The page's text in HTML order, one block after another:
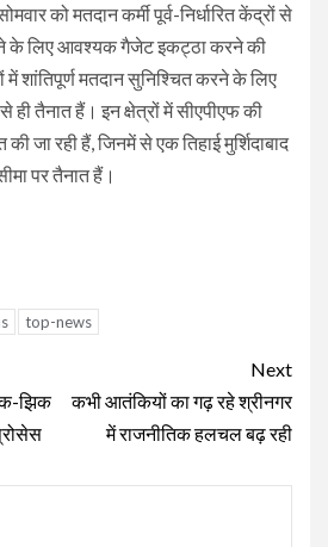
को मतदान कर्मी पूर्व-निर्धारित केंद्रों से
के लिए आवश्यक गैजेट इकट्ठा करने की
में शांतिपूर्ण मतदान सुनिश्चित करने के लिए
तैनात हैं। इन क्षेत्रों में सीएपीएफ की
जा रही हैं, जिनमें से एक तिहाई मुर्शिदाबाद
पर तैनात हैं।
top-news
झिक
Next
कभी आतंकियों का गढ़ रहे श्रीनगर
में राजनीतिक हलचल बढ़ रही